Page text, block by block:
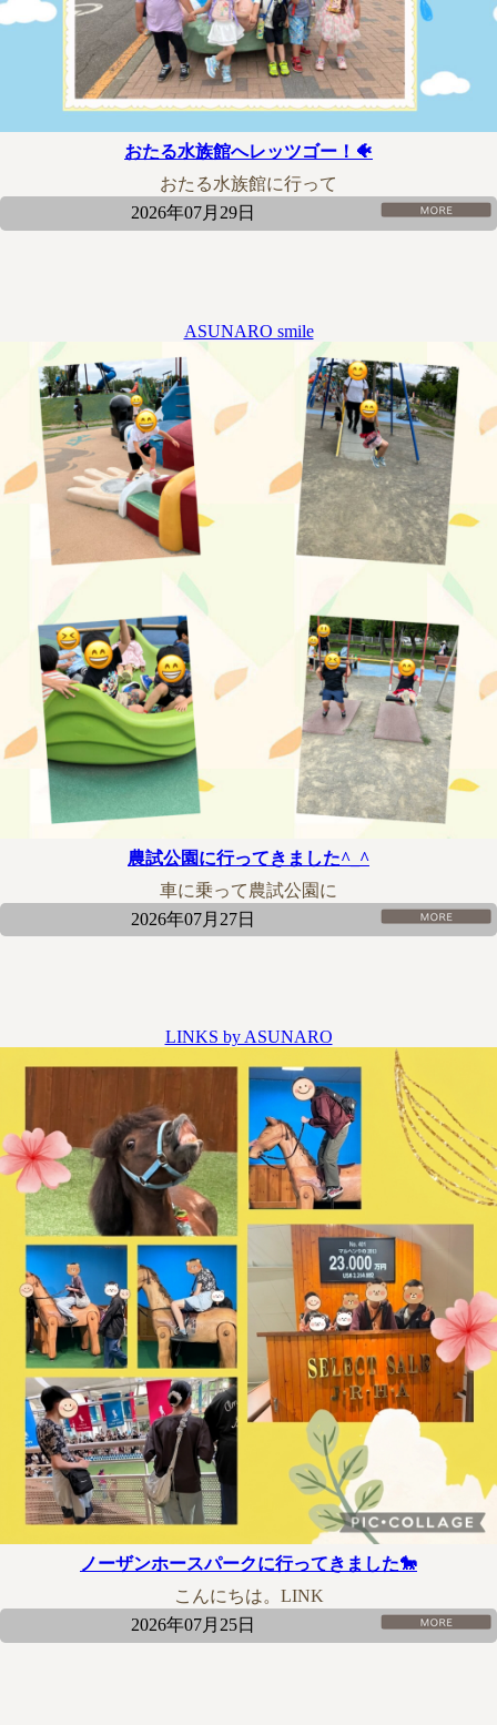
おたる水族館へレッツゴー！🐠
おたる水族館に行って
2026年07月29日
ASUNARO smile
農試公園に行ってきました^_^
車に乗って農試公園に
2026年07月27日
LINKS by ASUNARO
ノーザンホースパークに行ってきました🐎
こんにちは。LINK
2026年07月25日